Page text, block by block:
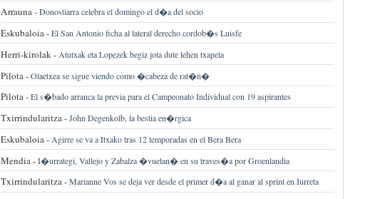
Arrauna -Donostiarra celebra el domingo el d�a del socio
Eskubaloia -El San Antonio ficha al lateral derecho cordob�s Luisfe
Herri-kirolak - Atutxak eta Lopezek begiz jota dute lehen txapela
Pilota -Olaetxea se sigue viendo como �cabeza de rat�n�
Pilota -El s�bado arranca la previa para el Campeonato Individual con 19 aspirantes
Txirrindularitza -John Degenkolb, la bestia en�rgica
Eskubaloia - Agirre se va a Itxako tras 12 temporadas en el Bera Bera
Mendia -I�urrategi, Vallejo y Zabalza �vuelan� en su traves�a por Groenlandia
Txirrindularitza -Marianne Vos se deja ver desde el primer d�a al ganar al sprint en Iurreta